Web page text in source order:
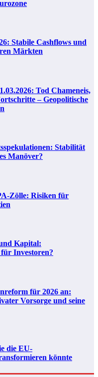
Stabile Cashflows und
Märkten
Tod Chameneis,
– Geopolitische
Stabilität
Manöver?
Zölle: Risiken für
Kapital:
Investoren?
für 2026 an:
Vorsorge und seine
die EU-
könnte